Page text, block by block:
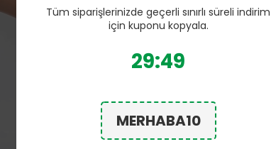
Tüm siparişlerinizde geçerli sınırlı süreli indirim
için kuponu kopyala.
29:46
MERHABA10